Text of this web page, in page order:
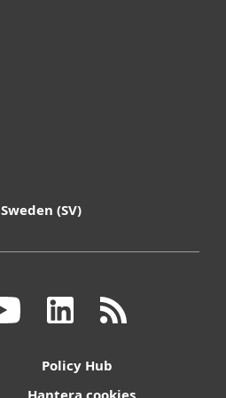
Sweden (SV)
Policy Hub
Hantera cookies